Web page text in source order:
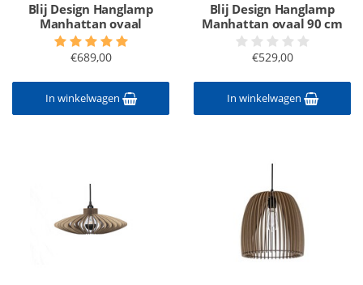
Blij Design Hanglamp
Manhattan ovaal
€689,00
In winkelwagen
Blij Design Hanglamp
Manhattan ovaal 90 cm
€529,00
In winkelwagen